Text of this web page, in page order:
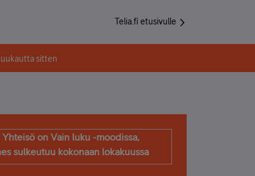
Telia.fi etusivulle
sitten
Yhteisö on Vain luku -moodissa,
sulkeutuu kokonaan lokakuussa